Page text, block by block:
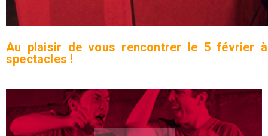
Au plaisir de vous rencontrer le 5 février
spectacles !